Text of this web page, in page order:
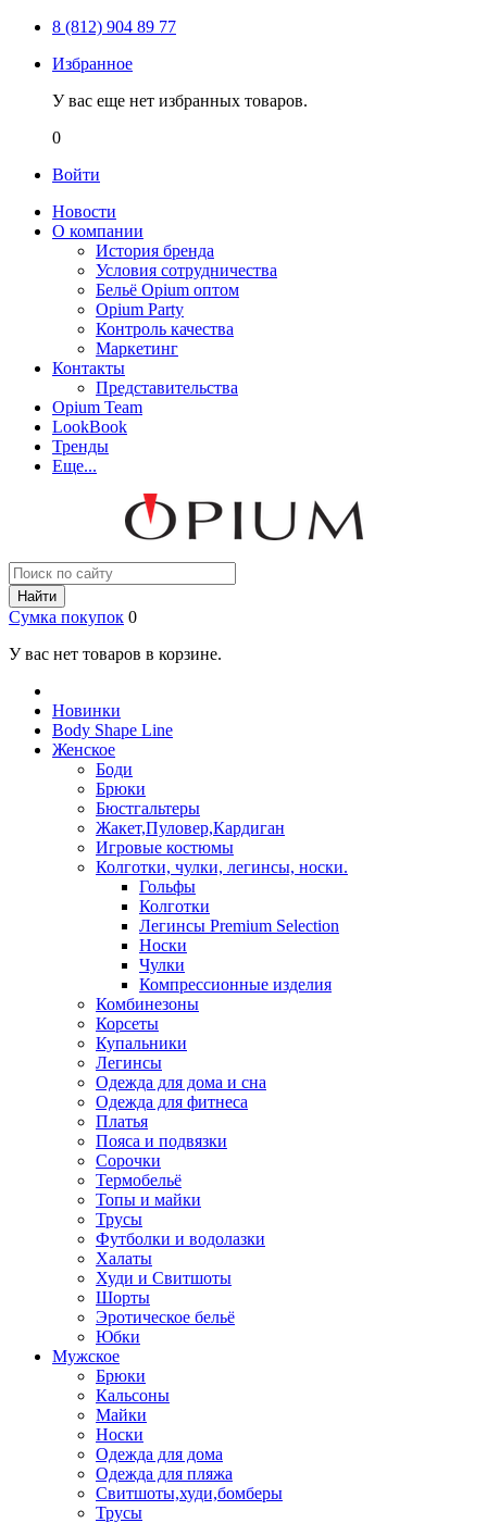
8 (812) 904 89 77
Избранное
У вас еще нет избранных товаров.
0
Войти
Новости
О компании
История бренда
Условия сотрудничества
Бельё Opium оптом
Opium Party
Контроль качества
Маркетинг
Контакты
Представительства
Opium Team
LookBook
Тренды
Еще...
Найти
Сумка покупок 0
У вас нет товаров в корзине.
Новинки
Body Shape Line
Женское
Боди
Брюки
Бюстгальтеры
Жакет,Пуловер,Кардиган
Игровые костюмы
Колготки, чулки, легинсы, носки.
Гольфы
Колготки
Легинсы Premium Selection
Носки
Чулки
Компрессионные изделия
Комбинезоны
Корсеты
Купальники
Легинсы
Одежда для дома и сна
Одежда для фитнеса
Платья
Пояса и подвязки
Сорочки
Термобельё
Топы и майки
Трусы
Футболки и водолазки
Халаты
Худи и Свитшоты
Шорты
Эротическое бельё
Юбки
Мужское
Брюки
Кальсоны
Майки
Носки
Одежда для дома
Одежда для пляжа
Свитшоты,худи,бомберы
Трусы